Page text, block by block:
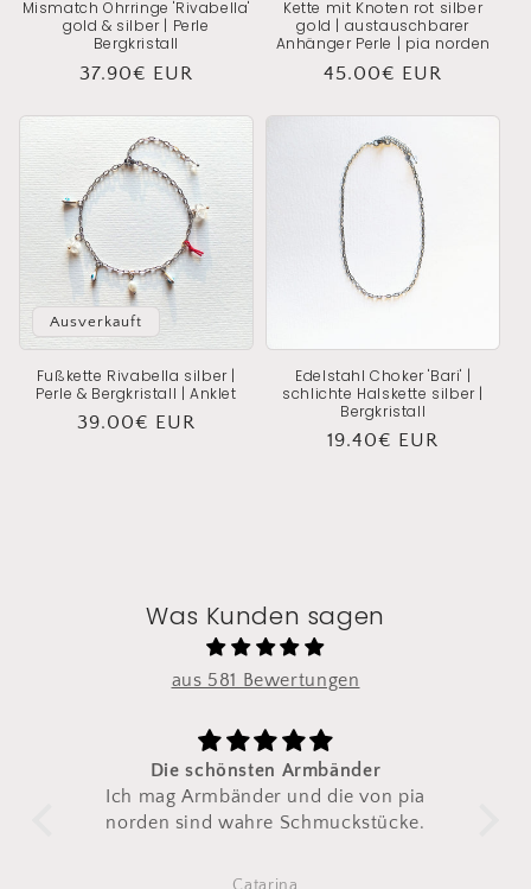
Mismatch Ohrringe 'Rivabella'
gold & silber | Perle
Bergkristall
Normaler
37.90€ EUR
Kette mit Knoten rot silber
gold | austauschbarer
Anhänger Perle | pia norden
Normaler
45.00€ EUR
Ausverkauft
Fußkette Rivabella silber |
Perle & Bergkristall | Anklet
Normaler
39.00€ EUR
Edelstahl Choker 'Bari' |
schlichte Halskette silber |
Bergkristall
Normaler
19.40€ EUR
Was Kunden sagen
aus 581 Bewertungen
Die schönsten Armbänder
Ich mag Armbänder und die von pia
sind wahre Schmuckstücke.